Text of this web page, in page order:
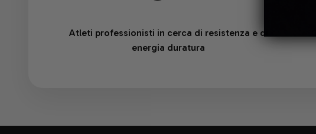
Atleti professionisti in cerca di resistenza e di
energia duratura